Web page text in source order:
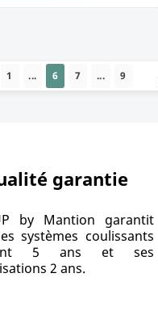
1 ... 6 7 ... 9
garantie
by Mantion garantit
systèmes coulissants
5 ans et ses
2 ans.